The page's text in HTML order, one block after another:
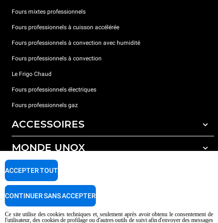
Fours mixtes professionnels
Fours professionnels à cuisson accélérée
Fours professionnels à convection avec humidité
Fours professionnels à convection
Le Frigo Chaud
Fours professionnels électriques
Fours professionnels gaz
ACCESSOIRES
Tous les accessoires
Détergents pour lavage automatique
Détergents pour lavage manuel
Traitement de l'eau avec filtres à résine
MONDE UNOX
Nos bureaux dans le monde
SUPPORT
Garantie Unox
Ce site utilise des cookies techniques et, seulement après avoir obtenu le consentement de
l'utilisateur, des cookies de profilage ou d'autres outils de suivi afin d'envoyer des messages
ACCEPTER TOUT
CONTINUER SANS ACCEPTER